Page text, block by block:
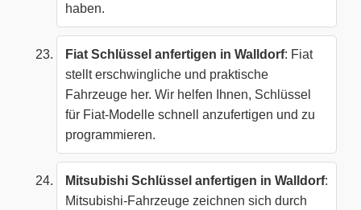
haben.
Fiat Schlüssel anfertigen in Walldorf: Fiat
stellt erschwingliche und praktische
Fahrzeuge her. Wir helfen Ihnen, Schlüssel
für Fiat-Modelle schnell anzufertigen und zu
programmieren.
Mitsubishi Schlüssel anfertigen in Walldorf:
Mitsubishi-Fahrzeuge zeichnen sich durch